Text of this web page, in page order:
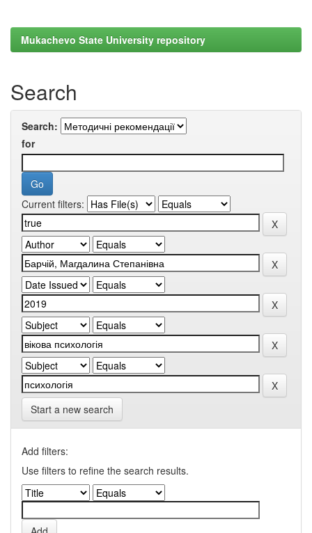
Mukachevo State University repository
Search
Search:
for
Current filters:
Start a new search
Add filters:
Use filters to refine the search results.